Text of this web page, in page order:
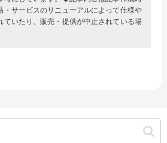
・サービスのリニューアルによって仕様や
ていたり、販売・提供が中止されている場